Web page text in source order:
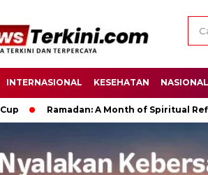
INTERNASIONAL KESEHATAN NASIONAL
Ramadan: A Month of Spiritual Reflection,